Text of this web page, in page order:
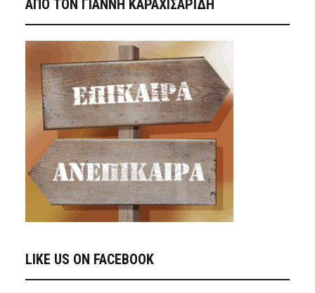
ΑΠΟ ΤΟΝ ΓΙΑΝΝΗ ΚΑΡΑΧΙΣΑΡΙΔΗ
LIKE US ON FACEBOOK